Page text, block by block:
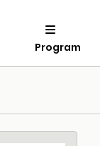
Program